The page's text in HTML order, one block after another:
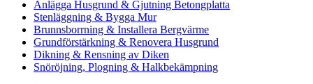
Anlägga Husgrund & Gjutning Betongplatta
Stenläggning & Bygga Mur
Brunnsborrning & Installera Bergvärme
Grundförstärkning & Renovera Husgrund
Dikning & Rensning av Diken
Snöröjning, Plogning & Halkbekämpning